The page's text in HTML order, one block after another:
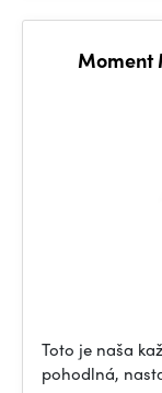
Moment
Toto je naša
pohodlná,